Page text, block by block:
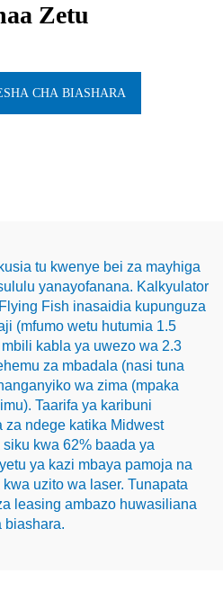
Zetu
CHA BIASHARA
tu kwenye bei za mayhiga
yanayofanana. Kalkyulator
Fish inasaidia kupunguza
(mfumo wetu hutumia 1.5
kabla ya uwezo wa 2.3
za mbadala (nasi tuna
wa zima (mpaka
Taarifa ya karibuni
ndege katika Midwest
kwa 62% baada ya
ya kazi mbaya pamoja na
uzito wa laser. Tunapata
leasing ambazo huwasiliana
biashara.